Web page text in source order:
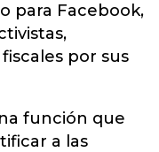
para Facebook,
por sus
función que
a las